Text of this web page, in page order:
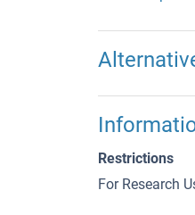
Restrictions
For Research